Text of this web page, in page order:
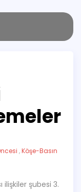
,Köşe-Basın
şubesi 3.